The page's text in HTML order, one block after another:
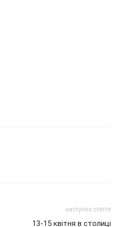
наступна стаття
13-15 квітня в столиці